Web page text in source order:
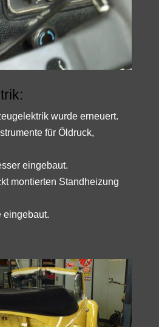
wurde erneuert.
für Öldruck,
eingebaut.
montierten Standheizung
eingebaut.